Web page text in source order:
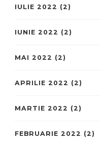
IULIE 2022 (2)
IUNIE 2022 (2)
MAI 2022 (2)
APRILIE 2022 (2)
MARTIE 2022 (2)
FEBRUARIE 2022 (2)